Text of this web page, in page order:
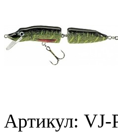
Артикул: VJ-